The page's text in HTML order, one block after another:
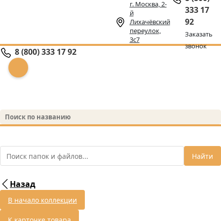
г. Москва, 2-
й
Лихачёвский
переулок,
3с7
333 17
92
Заказать
звонок
8 (800) 333 17 92
Найти
Назад
В начало коллекции